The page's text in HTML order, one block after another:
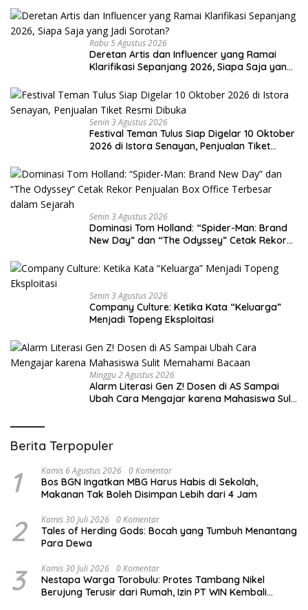
Rabu 5 Agustus 2026
Deretan Artis dan Influencer yang Ramai
Klarifikasi Sepanjang 2026, Siapa Saja yang
Senin 3 Agustus 2026
Festival Teman Tulus Siap Digelar 10 Oktober
2026 di Istora Senayan, Penjualan Tiket
Senin 3 Agustus 2026
Dominasi Tom Holland: “Spider-Man: Brand
New Day” dan “The Odyssey” Cetak Rekor
Sejarah
Senin 3 Agustus 2026
Company Culture: Ketika Kata “Keluarga”
Menjadi Topeng Eksploitasi
Minggu 2 Agustus 2026
Alarm Literasi Gen Z! Dosen di AS Sampai
Ubah Cara Mengajar karena Mahasiswa Sulit
Berita Terpopuler
1 Kamis 6 Agustus 2026 0 Komentar
Bos BGN Ingatkan MBG Harus Habis di Sekolah,
Makanan Tak Boleh Disimpan Lebih dari 4 Jam
2 Kamis 30 Juli 2026 0 Komentar
Tales of Herding Gods: Bocah yang Tumbuh Menantang
Para Dewa
3 Kamis 30 Juli 2026 0 Komentar
Nestapa Warga Torobulu: Protes Tambang Nikel
Berujung Terusir dari Rumah, Izin PT WIN Kembali